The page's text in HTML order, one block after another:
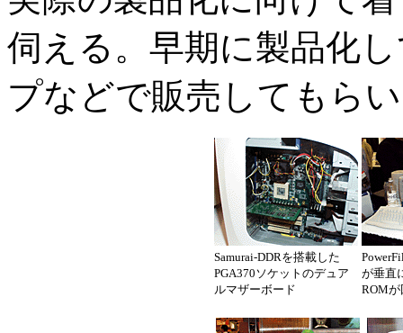
伺える。早期に製品化
プなどで販売してもら
Samurai-DDRを搭載した
PGA370ソケットのデュア
ルマザーボード
が垂直
ROM